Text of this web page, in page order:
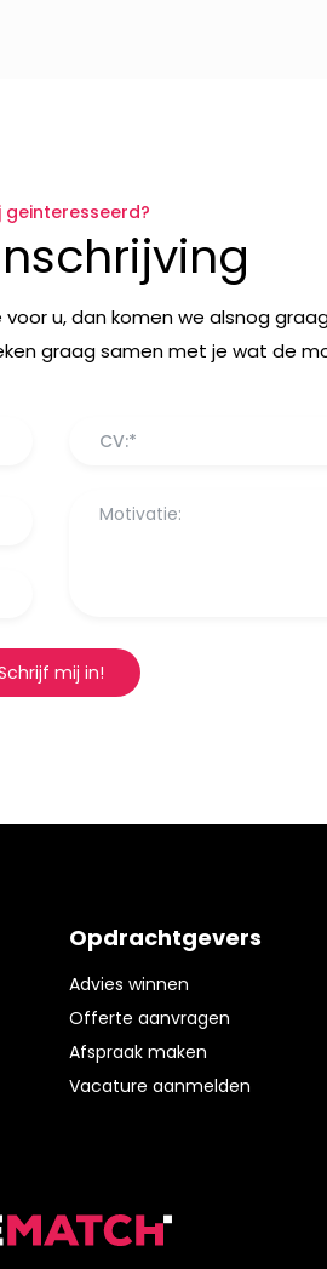
geinteresseerd?
u, dan komen we alsnog
graag samen met je wat de
CV:*
mij in!
Opdrachtgevers
Advies winnen
Offerte aanvragen
Afspraak maken
Vacature aanmelden